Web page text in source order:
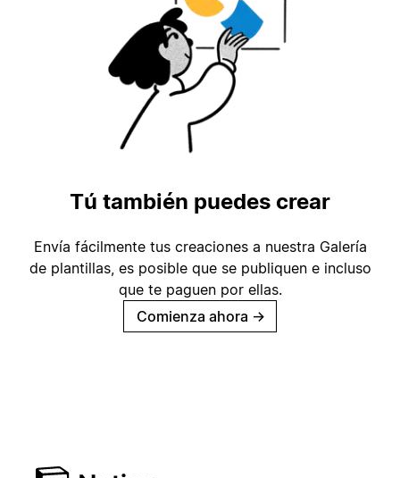
Tú también puedes crear
Envía fácilmente tus creaciones a nuestra Galería
de plantillas, es posible que se publiquen e incluso
que te paguen por ellas.
Comienza ahora →